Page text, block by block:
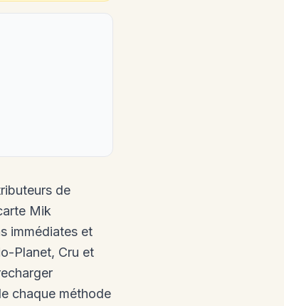
de
Mik
immédiates et
Planet, Cru et
chaque méthode